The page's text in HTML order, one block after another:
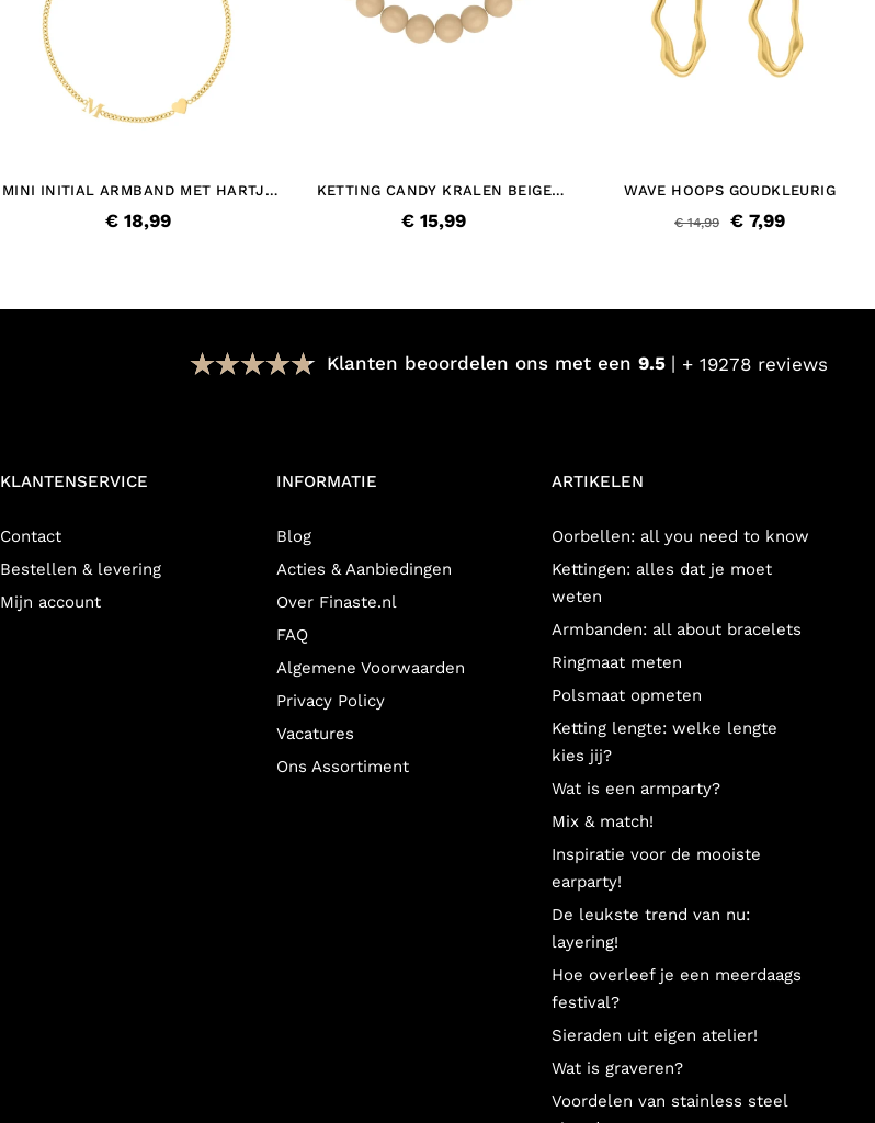
MINI INITIAL ARMBAND MET HARTJE
€ 18,99
KETTING CANDY KRALEN BEIGE
€ 15,99
WAVE HOOPS GOUDKLEURIG
€ 7,99
€ 14,99
Klanten beoordelen ons met een 9.5 + 19278 reviews
KLANTENSERVICE
Contact
Bestellen & levering
Mijn account
INFORMATIE
Blog
Acties & Aanbiedingen
Over Finaste.nl
FAQ
Algemene Voorwaarden
Privacy Policy
Vacatures
Ons Assortiment
ARTIKELEN
Oorbellen: all you need to know
Kettingen: alles dat je moet
weten
Armbanden: all about bracelets
Ringmaat meten
Polsmaat opmeten
Ketting lengte: welke lengte
kies jij?
Wat is een armparty?
Mix & match!
Inspiratie voor de mooiste
earparty!
De leukste trend van nu:
layering!
Hoe overleef je een meerdaags
festival?
Sieraden uit eigen atelier!
Wat is graveren?
Voordelen van stainless steel